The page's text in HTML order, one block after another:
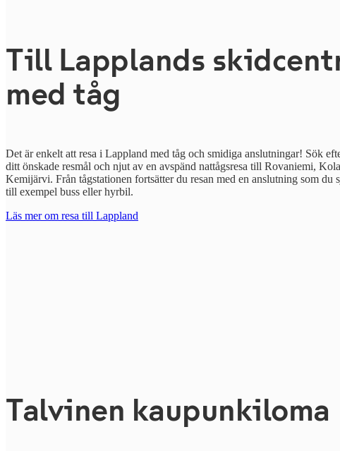
Till Lapplands
med tåg
Det är enkelt att resa i Lappland med tåg och smidiga anslutningar! Sök
ditt önskade resmål och njut av en avspänd nattågsresa till Rovaniemi,
Kemijärvi. Från tågstationen fortsätter du resan med en anslutning som du
till exempel buss eller hyrbil.
Läs mer om resa till Lappland
Talvinen kaupunkiloma